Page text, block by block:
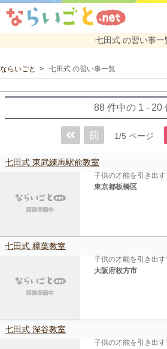
七田式 の習い事一
ならいごと 七田式 の習い事一覧
88 件中の 1 - 20
前 1/5 ページ
七田式 東武練馬駅前教室
子供の才能を引き出
東京都板橋区
七田式 樟葉教室
子供の才能を引き出
大阪府枚方市
七田式 深谷教室
子供の才能を引き出